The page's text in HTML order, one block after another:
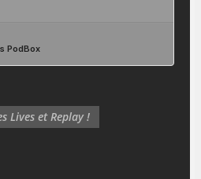
Lives et Replay !